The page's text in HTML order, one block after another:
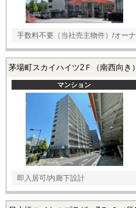
手数料不要（当社売主物件）/オー
茅場町スカイハイツ2Ｆ（南西向き
マンション
即入居可/内廊下設計